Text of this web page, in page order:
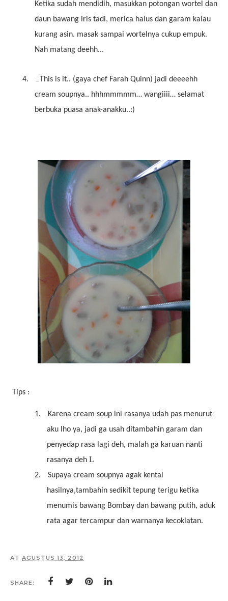
Ketika sudah mendidih, masukkan potongan wortel dan
daun bawang iris tadi, merica halus dan garam kalau
kurang asin. masak sampai wortelnya cukup empuk.
Nah matang deehh...
4.
This is it.. (gaya chef Farah Quinn) jadi deeeehh
cream soupnya.. hhhmmmmm… wangiiii… selamat
berbuka puasa anak-anakku..:)
Tips :
1.
Karena cream soup ini rasanya udah pas menurut
aku lho ya, jadi ga usah ditambahin garam dan
penyedap rasa lagi deh, malah ga karuan nanti
rasanya deh L
2.
Supaya cream soupnya agak kental
hasilnya,tambahin sedikit tepung terigu ketika
menumis bawang Bombay dan bawang putih, aduk
rata agar tercampur dan warnanya kecoklatan.
AT AGUSTUS 13, 2012
SHARE: